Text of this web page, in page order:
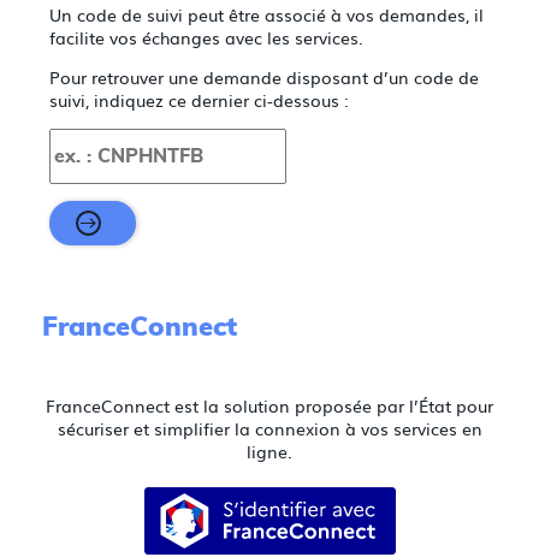
Un code de suivi peut être associé à vos demandes, il
facilite vos échanges avec les services.
Pour retrouver une demande disposant d’un code de
suivi, indiquez ce dernier ci-dessous :
Code de suivi
FranceConnect
FranceConnect est la solution proposée par l’État pour
sécuriser et simplifier la connexion à vos services en
ligne.
S’identifier avec FranceConnect